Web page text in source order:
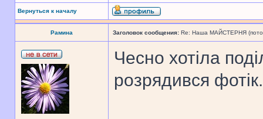
Вернуться к началу
Рамина Заголовок сообщения: Re: Наша МАЙСТЕРНЯ
Чесно хотіла
розрядився фотік.